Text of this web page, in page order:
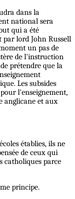
dans la
national sera
qui a été
lord John Russell
un pas de
de l'instruction
prétendre que la
Les subsides
l'enseignement,
anglicane et aux
établies, ils ne
de ceux qui
catholiques parce
principe.